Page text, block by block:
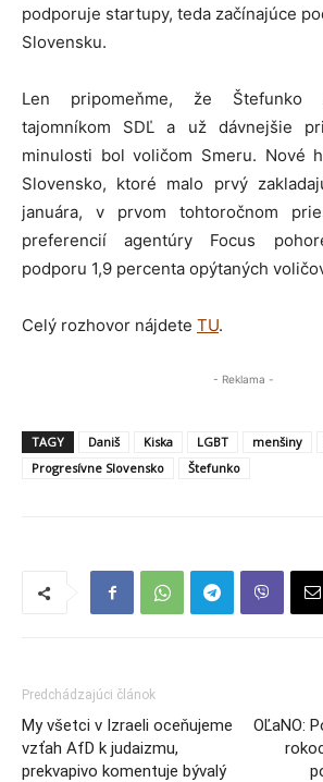
podporuje startupy, teda začínajúce
Slovensku.
Len pripomeňme, že Štefunko
tajomníkom SDĽ a už dávnejšie
minulosti bol voličom Smeru. Nové
Slovensko, ktoré malo prvý
januára, v prvom tohtoročnom
preferencií agentúry Focus
podporu 1,9 percenta opýtaných
Celý rozhovor nájdete TU.
- Reklama -
TAGY Daniš Kiska LGBT menšiny
Progresívne Slovensko
Štefunko
Predchádzajúci článok
My všetci v Izraeli oceňujeme
vzťah AfD k judaizmu,
prekvapivo komentuje bývalý
OĽaNO: